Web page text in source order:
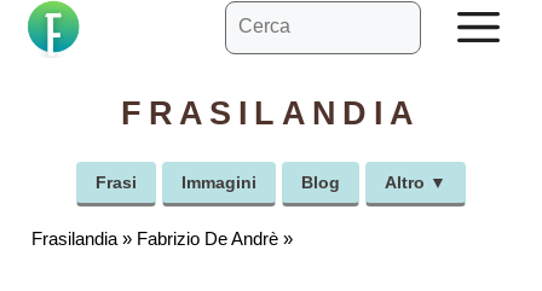
Ricerca
per:
FRASILANDIA
Frasi Immagini Blog Altro ▼
Frasilandia » Fabrizio De Andrè »